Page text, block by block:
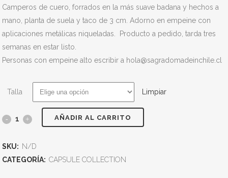
Camperos de cuero, forrados en la más suave badana y hechos a
mano, planta de suela y taco de 3 cm. Adorno en empeine con
aplicaciones metálicas niqueladas. Producto a pedido, tarda tres
semanas en estar listo.
Personas con empeine alto escribir a hola@sagradomadeinchile.cl
Talla Limpiar
AÑADIR AL CARRITO
SKU: N/D
CATEGORÍA: CAPSULE COLLECTION